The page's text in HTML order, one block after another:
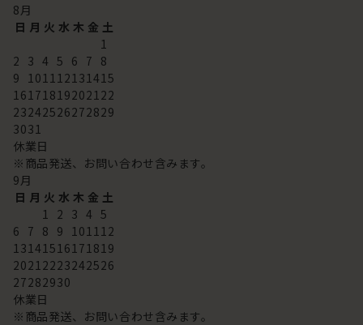
8 月
日 月 火 水 木 金 土
1
2 3 4 5 6 7 8
9
10 11 12 13 14 15
16 17 18 192021 22
23242526272829
3031
休業日
※商品発送、お問い合わせ含みます。
9 月
日 月 火 水 木 金 土
1
2 3 4 5
6 7 8 9 10 11 12
13 14 15 16 17 18 19
2021 2223242526
27282930
休業日
※商品発送、お問い合わせ含みます。